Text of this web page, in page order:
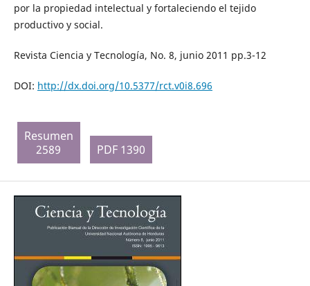
por la propiedad intelectual y fortaleciendo el tejido
productivo y social.
Revista Ciencia y Tecnología, No. 8, junio 2011 pp.3-12
DOI: http://dx.doi.org/10.5377/rct.v0i8.696
Resumen
2589
PDF 1390